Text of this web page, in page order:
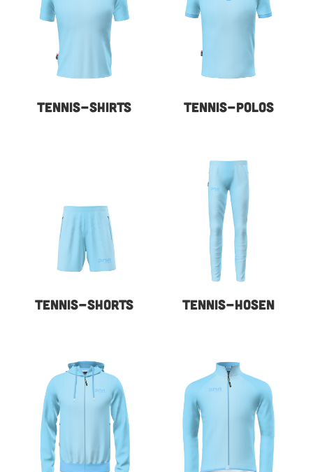
TENNIS-SHIRTS TENNIS-POLOS
TENNIS-SHORTS TENNIS-HOSEN